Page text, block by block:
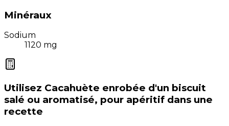
Minéraux
Sodium
1120 mg
Utilisez Cacahuète enrobée d'un biscuit
salé ou aromatisé, pour apéritif dans une
recette